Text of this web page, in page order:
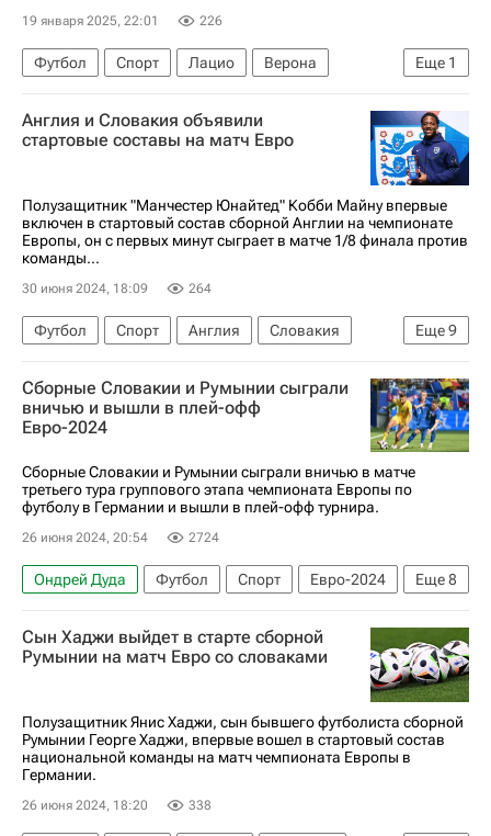
19 января 2025, 22:01 226
Еще 1
Футбол Спорт Лацио
Верона
Серия А 2026-2027 (Чемпионат Италии по футболу)
Англия и Словакия объявили
стартовые составы на матч Евро
Полузащитник "Манчестер Юнайтед" Кобби Майну впервые
включен в стартовый состав сборной Англии на чемпионате
Европы, он с первых минут сыграет в матче 1/8 финала против
команды...
30 июня 2024, 18:09 264
Еще9
Футбол Спорт Англия
Словакия
Гельзенкирхен
Джордан Пикфорд
Конор Галлахер
Кайл Уокер
Манчестер Юнайтед
Германия
Манчестер Сити
Арсенал (Лондон)
Сборные Словакии и Румынии сыграли
вничью и вышли в плей-офф
Евро-2024
Сборные Словакии и Румынии сыграли вничью в матче
третьего тура группового этапа чемпионата Европы по
футболу в Германии и вышли в плей-офф турнира.
26 июня 2024, 20:54 2724
Еще8
Ондрей Дуда Футбол Спорт
Евро-2024
Словакия
Румыния
Румыния
Словакия
Украина
Марин
Союз европейских футбольных ассоциаций (УЕФА)
Сын Хаджи выйдет в старте сборной
Румынии на матч Евро со словаками
Полузащитник Янис Хаджи, сын бывшего футболиста сборной
Румынии Георге Хаджи, впервые вошел в стартовый состав
национальной команды на матч чемпионата Европы в
Германии.
26 июня 2024, 18:20 338